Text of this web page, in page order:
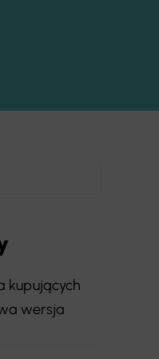
kupujących
wersja